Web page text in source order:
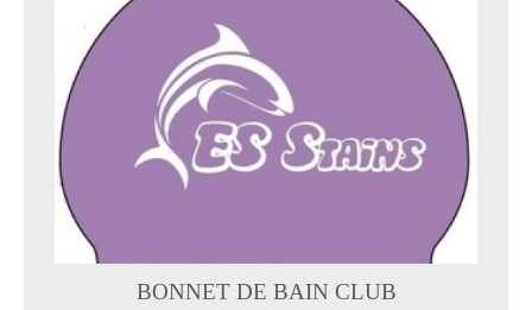
BONNET DE BAIN CLUB